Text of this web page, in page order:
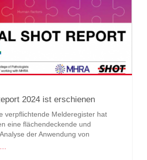
2024 ist erschienen
verpflichtende Melderegister hat
eine flächendeckende und
der Anwendung von
und ist das größte
…